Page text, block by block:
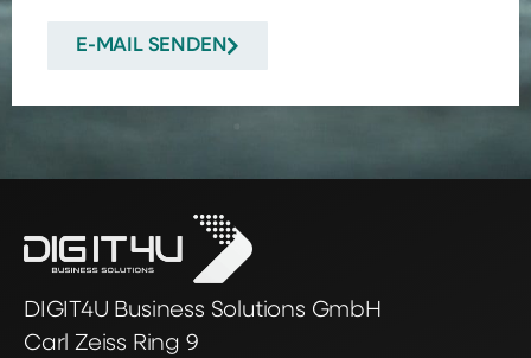
E-MAIL SENDEN
DIGIT4U Business Solutions GmbH
Carl Zeiss Ring 9